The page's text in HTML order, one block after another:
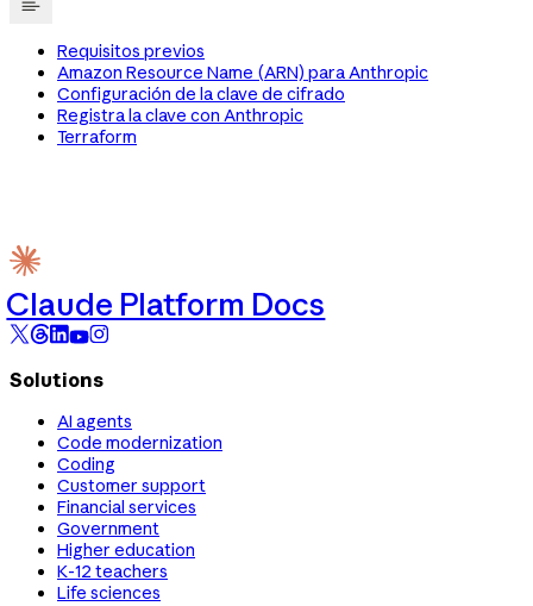
Requisitos previos
Amazon Resource Name (ARN) para Anthropic
Configuración de la clave de cifrado
Registra la clave con Anthropic
Terraform
Claude Platform Docs
Solutions
AI agents
Code modernization
Coding
Customer support
Financial services
Government
Higher education
K-12 teachers
Life sciences